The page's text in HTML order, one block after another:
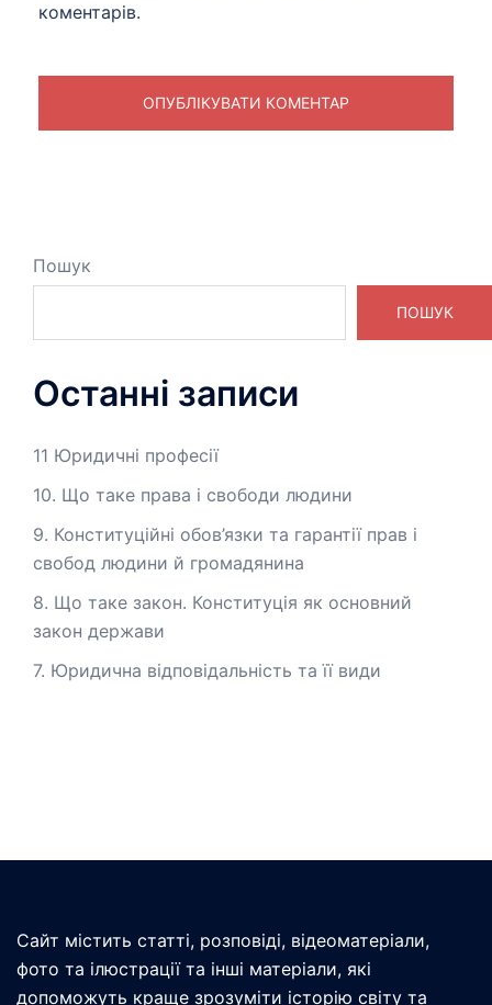
коментарів.
Пошук
ПОШУК
Останні записи
11 Юридичні професії
10. Що таке права і свободи людини
9. Конституційні обов’язки та гарантії прав і
свобод людини й громадянина
8. Що таке закон. Конституція як основний
закон держави
7. Юридична відповідальність та її види
Сайт містить статті, розповіді, відеоматеріали,
фото та ілюстрації та інші матеріали, які
допоможуть краще зрозуміти історію світу та